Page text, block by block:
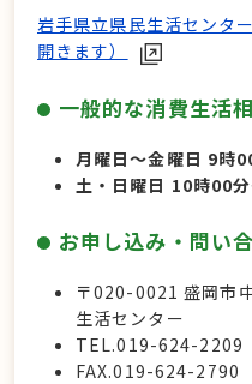
岩手県立県民生活センタ
開きます）
一般的な消費生活
月曜日～金曜日 9時
土・日曜日 10時00
お申し込み・問い
〒020-0021 盛岡市
生活センター
TEL.019-624-2209
FAX.019-624-2790